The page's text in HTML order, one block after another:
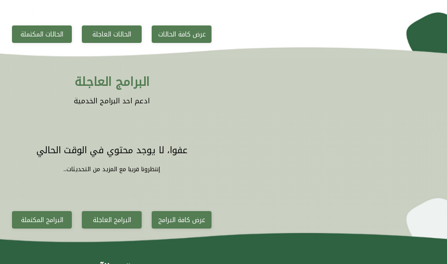
عرض كافة الحالات الحالات العاجلة الحالات المكتملة
البرامج العاجلة
ادعم احد البرامج الخدمية
عفوا، لا يوجد محتوي في الوقت الحالي
إنتظرونا قريبا مع المزيد من التحديثات..
عرض كافة البرامج البرامج العاجلة البرامج المكتملة